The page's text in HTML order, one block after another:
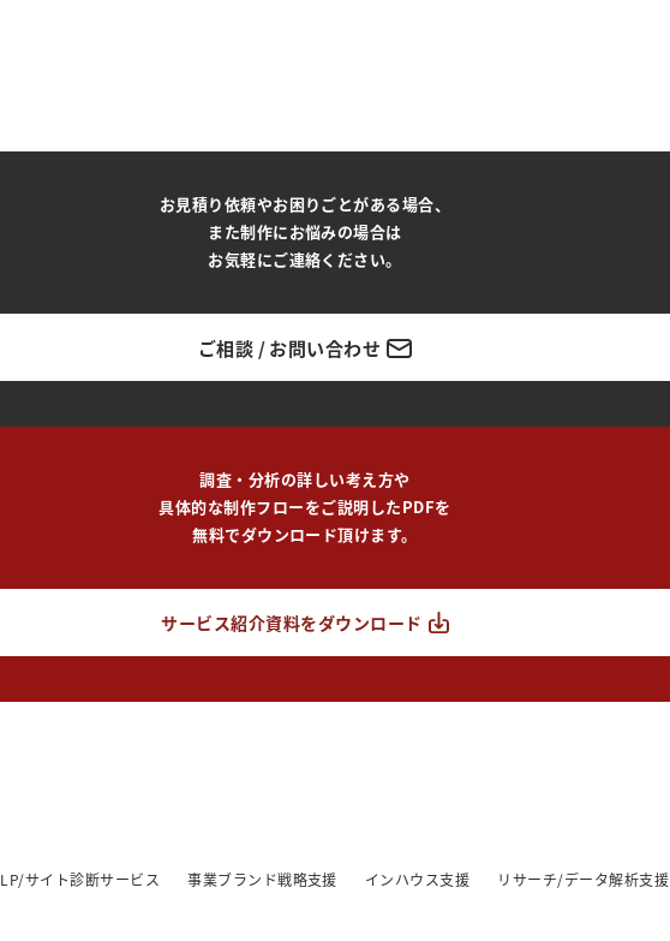
お見積り依頼やお困りごとがある場合、
また制作にお悩みの場合は
お気軽にご連絡ください。
ご相談 / お問い合わせ
調査・分析の詳しい考え方や
具体的な制作フローをご説明したPDFを
無料でダウンロード頂けます。
サービス紹介資料をダウンロード
LP/サイト診断サービス 事業ブランド戦略支援 インハウス支援 リサーチ/データ解析支援